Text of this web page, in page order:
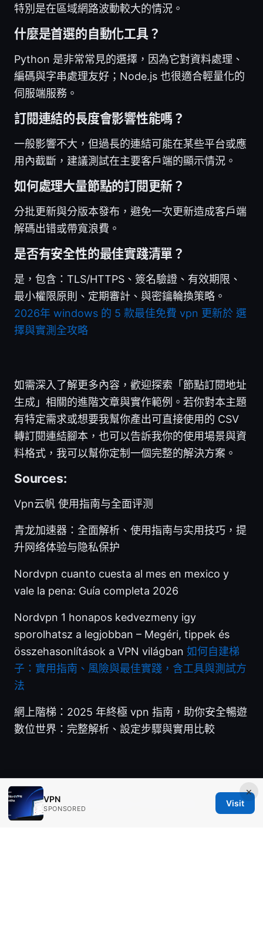
特別是在區域網路波動較大的情況。
什麼是首選的自動化工具？
Python 是非常常見的選擇，因為它對資料處理、
編碼與字串處理友好；Node.js 也很適合輕量化的
伺服端服務。
訂閱連結的長度會影響性能嗎？
一般影響不大，但過長的連結可能在某些平台或應
用內截斷，建議測試在主要客戶端的顯示情況。
如何處理大量節點的訂閱更新？
分批更新與分版本發布，避免一次更新造成客戶端
解碼出错或帶寬浪費。
是否有安全性的最佳實踐清單？
是，包含：TLS/HTTPS、簽名驗證、有效期限、
最小權限原則、定期審計、與密鑰輪換策略。
2026年 windows 的 5 款最佳免費 vpn 更新於 選
擇與實測全攻略
如需深入了解更多內容，歡迎探索「節點訂閱地址
生成」相關的進階文章與實作範例。若你對本主題
有特定需求或想要我幫你產出可直接使用的 CSV
轉訂閱連結腳本，也可以告訴我你的使用場景與資
料格式，我可以幫你定制一個完整的解決方案。
Sources:
Vpn云帆 使用指南与全面评测
青龙加速器：全面解析、使用指南与实用技巧，提
升网络体验与隐私保护
Nordvpn cuanto cuesta al mes en mexico y
vale la pena: Guía completa 2026
Nordvpn 1 honapos kedvezmeny igy
sporolhatsz a legjobban – Megéri, tippek és
összehasonlítások a VPN világban 如何自建梯
子：實用指南、風險與最佳實踐，含工具與測試方
法
網上階梯：2025 年終極 vpn 指南，助你安全暢遊
數位世界：完整解析、設定步驟與實用比較
×
VPN
SPONSORED
Visit